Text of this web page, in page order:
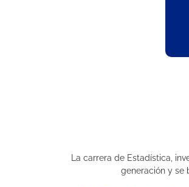
La carrera de Estadística,
generación y se